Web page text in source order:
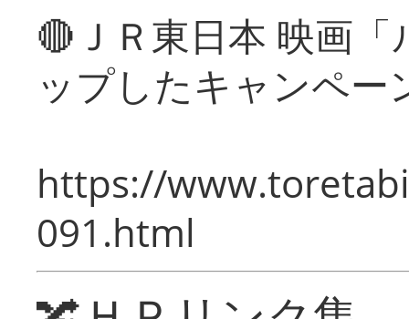
🔴ＪＲ東日本 映画
ップしたキャンペー
https://
091.html